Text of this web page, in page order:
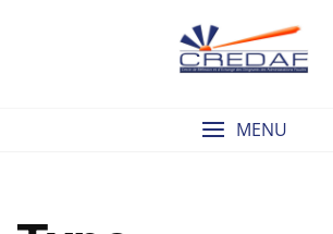
MENU